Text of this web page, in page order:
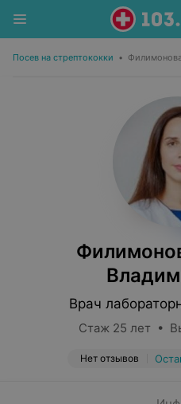
Посев на стрептококки •
Врач
Стаж 25 лет •
Нет отзывов